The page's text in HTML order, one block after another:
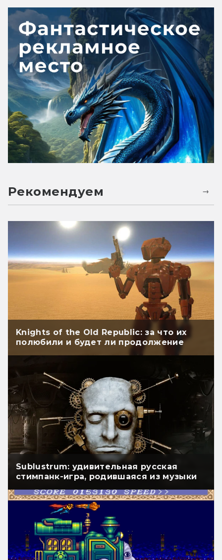
Рекомендуем
Knights of the Old Republic: за что их
полюбили и будет ли продолжение
Sublustrum: удивительная русская
стимпанк-игра, родившаяся из музыки